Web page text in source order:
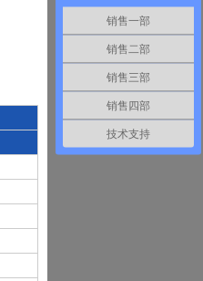
销售一部
销售二部
销售三部
销售四部
技术支持